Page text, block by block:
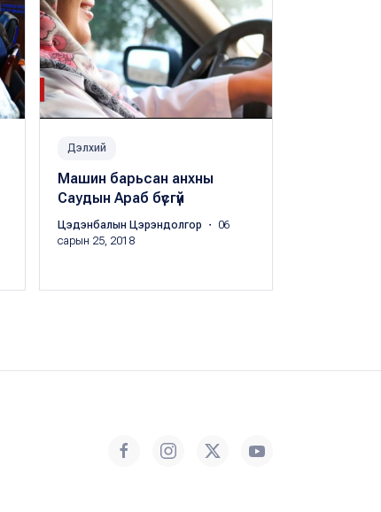
Дэлхий
Машин барьсан анхны
Саудын Араб бүсгүй
Цэдэнбалын Цэрэндолгор
・ 06
сарын 25, 2018